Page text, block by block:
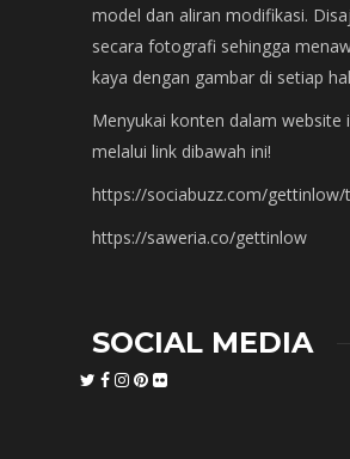
model dan aliran modifikasi.
secara fotografi sehingga
kaya dengan gambar di setiap
Menyukai konten dalam website
melalui link dibawah ini!
https://sociabuzz.com/gettinlow/
https://saweria.co/gettinlow
SOCIAL MEDIA